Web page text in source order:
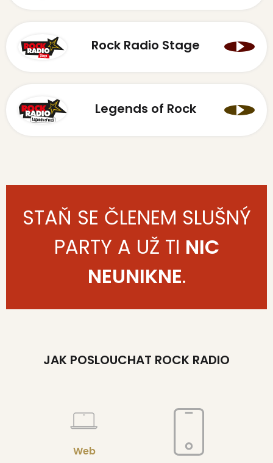
Rock Radio Stage
Legends of Rock
STAŇ SE ČLENEM SLUŠNÝ
PARTY A UŽ TI NIC
NEUNIKNE.
JAK POSLOUCHAT ROCK RADIO
Web